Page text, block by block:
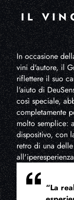
IL
In occasione
vini d'autore, il
riflettere il suo
l'aiuto di
così speciale,
completamente
molto semplice:
dispositivo, con
retro di una
“La